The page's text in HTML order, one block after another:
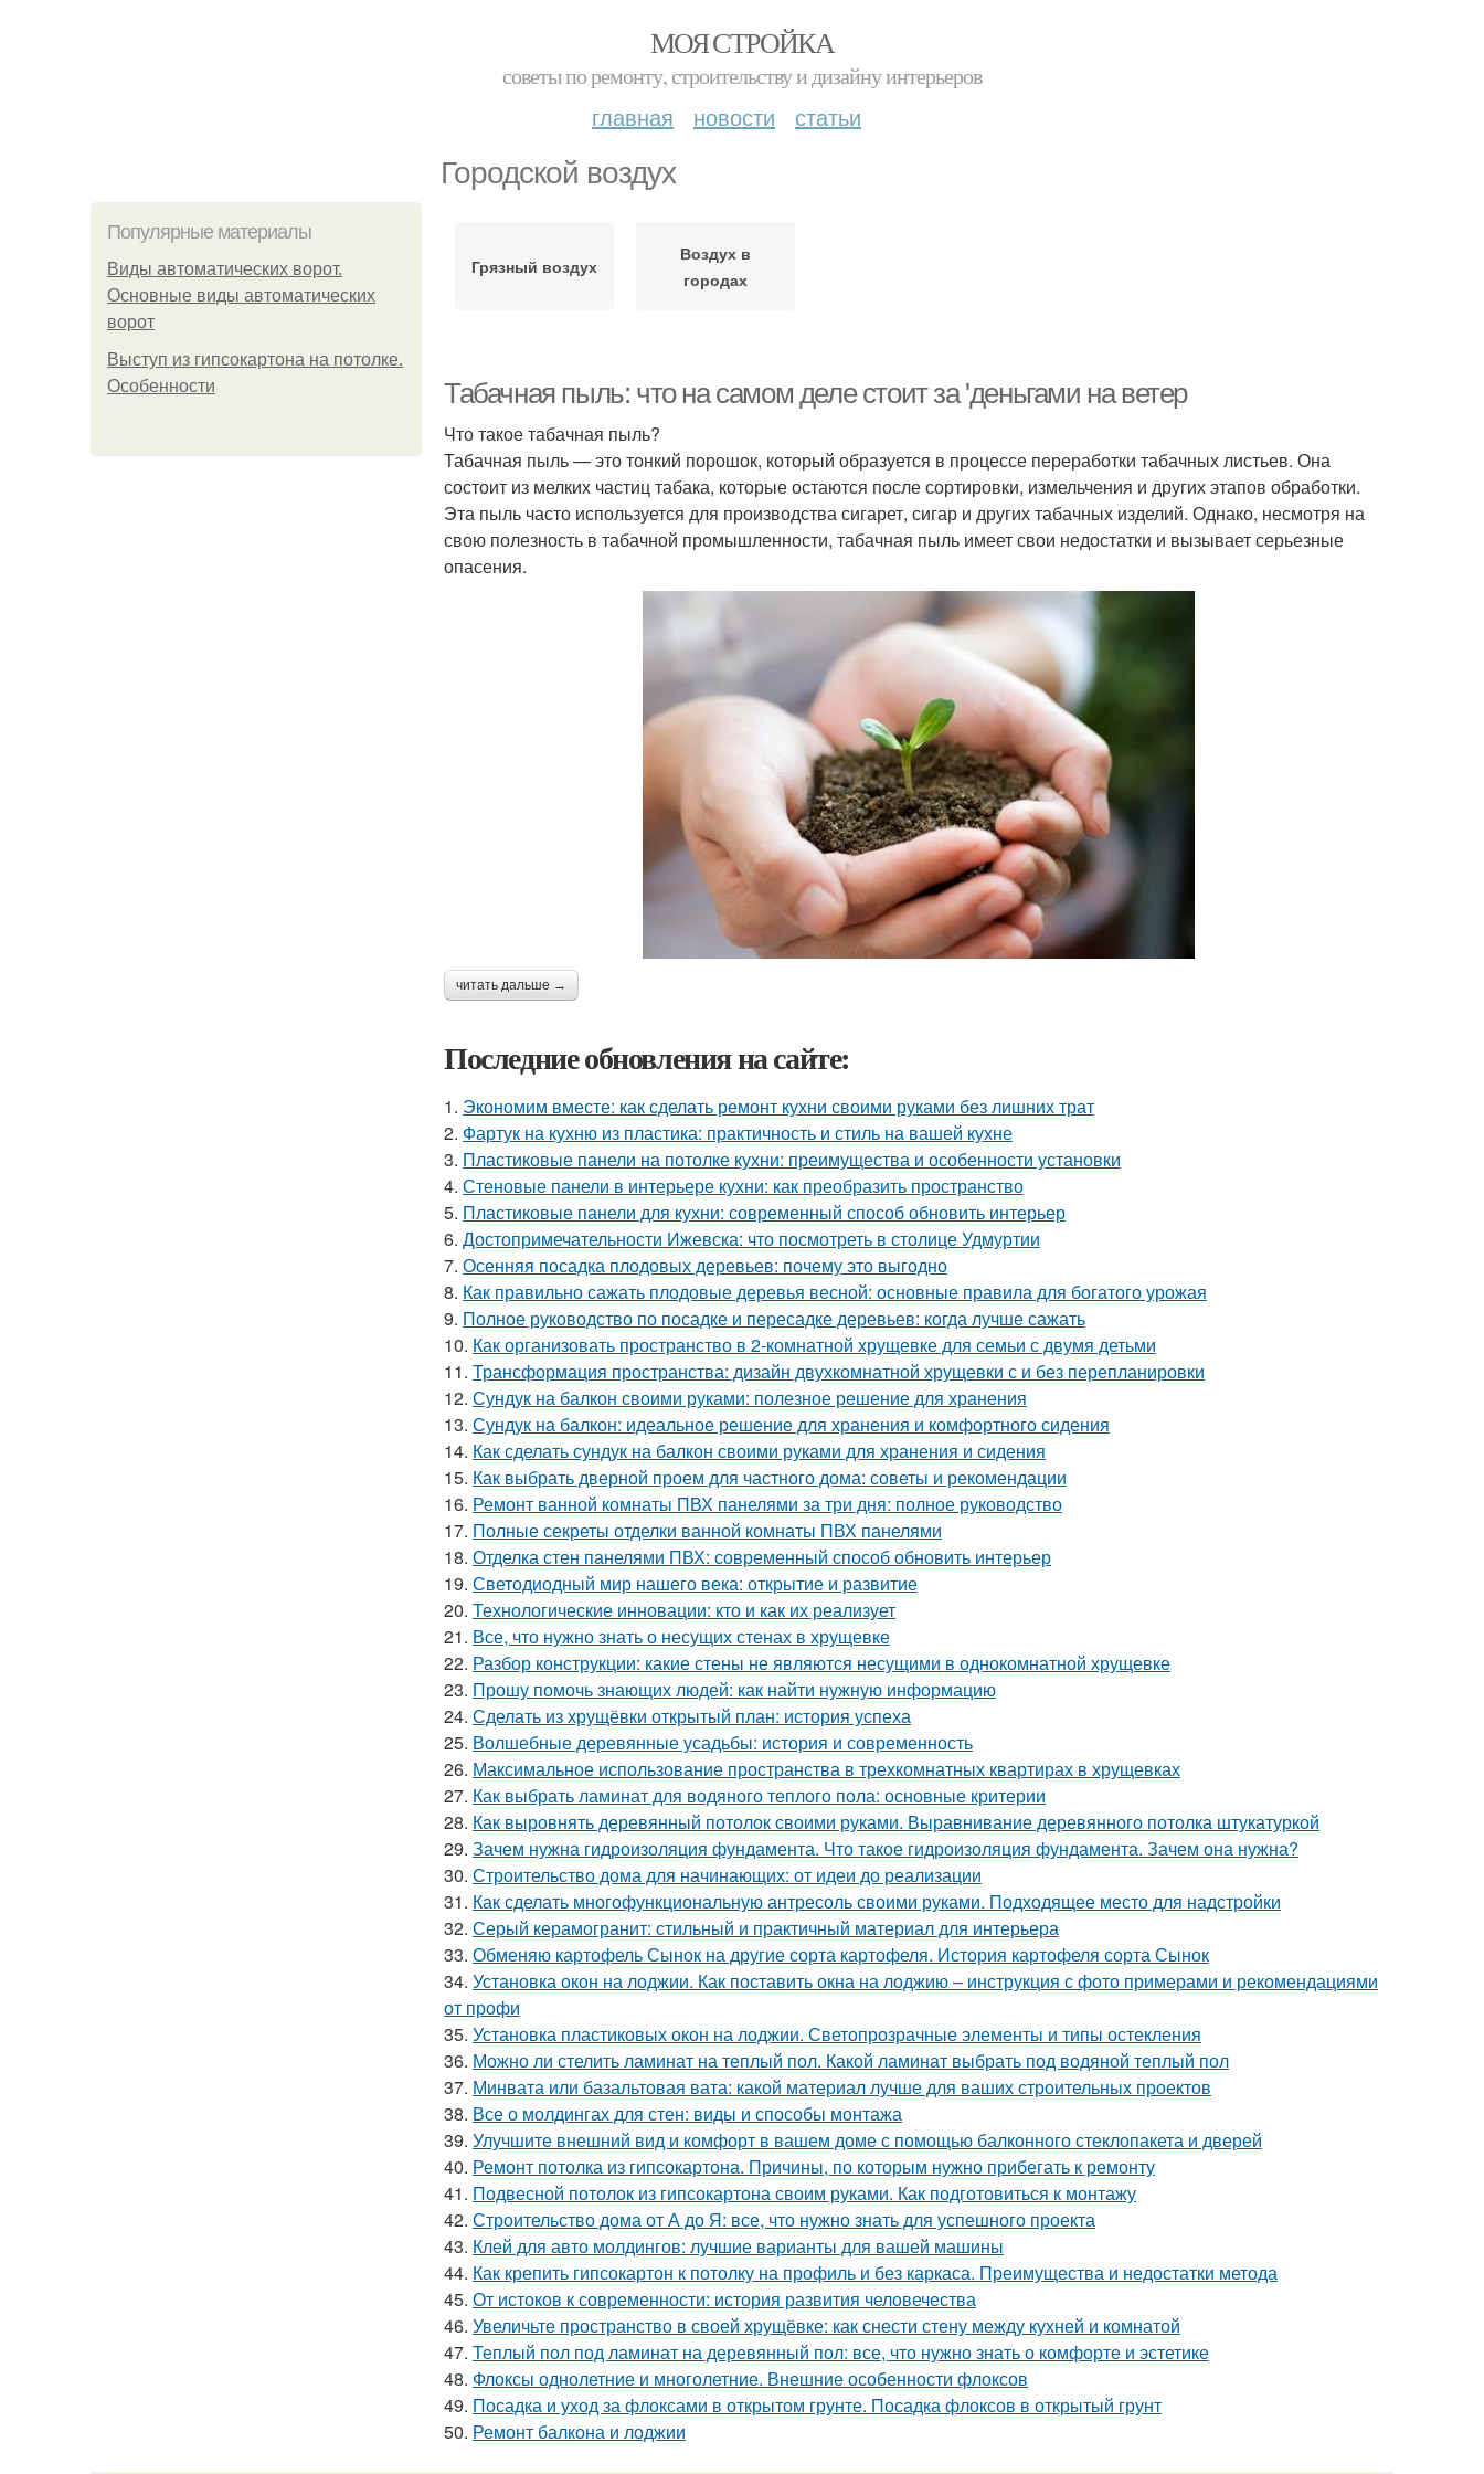
МОЯ СТРОЙКА
советы по ремонту, строительству и дизайну интерьеров
главная новости статьи
Городской воздух
Популярные материалы
Виды автоматических ворот.
Основные виды автоматических
ворот
Выступ из гипсокартона на потолке.
Особенности
Грязный воздух
Воздух в
городах
Табачная пыль: что на самом деле стоит за 'деньгами на ветер
Что такое табачная пыль?
Табачная пыль — это тонкий порошок, который образуется в процессе переработки табачных листьев. Она
состоит из мелких частиц табака, которые остаются после сортировки, измельчения и других этапов обработки.
Эта пыль часто используется для производства сигарет, сигар и других табачных изделий. Однако, несмотря на
свою полезность в табачной промышленности, табачная пыль имеет свои недостатки и вызывает серьезные
опасения.
читать дальше →
Последние обновления на сайте:
1. Экономим вместе: как сделать ремонт кухни своими руками без лишних трат
2. Фартук на кухню из пластика: практичность и стиль на вашей кухне
3. Пластиковые панели на потолке кухни: преимущества и особенности установки
4. Стеновые панели в интерьере кухни: как преобразить пространство
5. Пластиковые панели для кухни: современный способ обновить интерьер
6. Достопримечательности Ижевска: что посмотреть в столице Удмуртии
7. Осенняя посадка плодовых деревьев: почему это выгодно
8. Как правильно сажать плодовые деревья весной: основные правила для богатого урожая
9. Полное руководство по посадке и пересадке деревьев: когда лучше сажать
10. Как организовать пространство в 2-комнатной хрущевке для семьи с двумя детьми
11. Трансформация пространства: дизайн двухкомнатной хрущевки с и без перепланировки
12. Сундук на балкон своими руками: полезное решение для хранения
13. Сундук на балкон: идеальное решение для хранения и комфортного сидения
14. Как сделать сундук на балкон своими руками для хранения и сидения
15. Как выбрать дверной проем для частного дома: советы и рекомендации
16. Ремонт ванной комнаты ПВХ панелями за три дня: полное руководство
17. Полные секреты отделки ванной комнаты ПВХ панелями
18. Отделка стен панелями ПВХ: современный способ обновить интерьер
19. Светодиодный мир нашего века: открытие и развитие
20. Технологические инновации: кто и как их реализует
21. Все, что нужно знать о несущих стенах в хрущевке
22. Разбор конструкции: какие стены не являются несущими в однокомнатной хрущевке
23. Прошу помочь знающих людей: как найти нужную информацию
24. Сделать из хрущёвки открытый план: история успеха
25. Волшебные деревянные усадьбы: история и современность
26. Максимальное использование пространства в трехкомнатных квартирах в хрущевках
27. Как выбрать ламинат для водяного теплого пола: основные критерии
28. Как выровнять деревянный потолок своими руками. Выравнивание деревянного потолка штукатуркой
29. Зачем нужна гидроизоляция фундамента. Что такое гидроизоляция фундамента. Зачем она нужна?
30. Строительство дома для начинающих: от идеи до реализации
31. Как сделать многофункциональную антресоль своими руками. Подходящее место для надстройки
32. Серый керамогранит: стильный и практичный материал для интерьера
33. Обменяю картофель Сынок на другие сорта картофеля. История картофеля сорта Сынок
34. Установка окон на лоджии. Как поставить окна на лоджию – инструкция с фото примерами и рекомендациями
от профи
35. Установка пластиковых окон на лоджии. Светопрозрачные элементы и типы остекления
36. Можно ли стелить ламинат на теплый пол. Какой ламинат выбрать под водяной теплый пол
37. Минвата или базальтовая вата: какой материал лучше для ваших строительных проектов
38. Все о молдингах для стен: виды и способы монтажа
39. Улучшите внешний вид и комфорт в вашем доме с помощью балконного стеклопакета и дверей
40. Ремонт потолка из гипсокартона. Причины, по которым нужно прибегать к ремонту
41. Подвесной потолок из гипсокартона своим руками. Как подготовиться к монтажу
42. Строительство дома от А до Я: все, что нужно знать для успешного проекта
43. Клей для авто молдингов: лучшие варианты для вашей машины
44. Как крепить гипсокартон к потолку на профиль и без каркаса. Преимущества и недостатки метода
45. От истоков к современности: история развития человечества
46. Увеличьте пространство в своей хрущёвке: как снести стену между кухней и комнатой
47. Теплый пол под ламинат на деревянный пол: все, что нужно знать о комфорте и эстетике
48. Флоксы однолетние и многолетние. Внешние особенности флоксов
49. Посадка и уход за флоксами в открытом грунте. Посадка флоксов в открытый грунт
50. Ремонт балкона и лоджии